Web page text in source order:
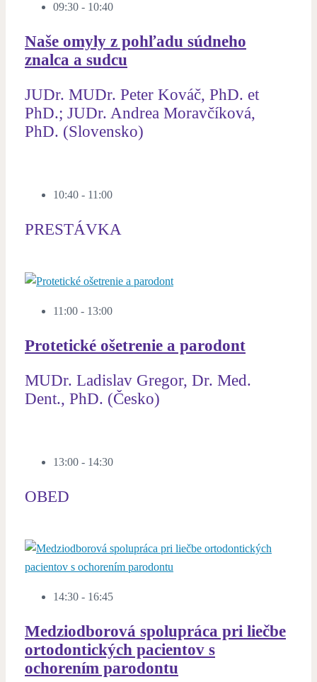
09:30 - 10:40
Naše omyly z pohľadu súdneho
znalca a sudcu
JUDr. MUDr. Peter Kováč, PhD. et
PhD.; JUDr. Andrea Moravčíková,
PhD. (Slovensko)
10:40 - 11:00
PRESTÁVKA
11:00 - 13:00
Protetické ošetrenie a parodont
MUDr. Ladislav Gregor, Dr. Med.
Dent., PhD. (Česko)
13:00 - 14:30
OBED
14:30 - 16:45
Medziodborová spolupráca pri liečbe
ortodontických pacientov s
ochorením parodontu